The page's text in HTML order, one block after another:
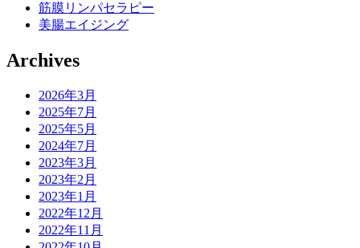
筋膜リンパセラピー
美腸エイジング
Archives
2026年3月
2025年7月
2025年5月
2024年7月
2023年3月
2023年2月
2023年1月
2022年12月
2022年11月